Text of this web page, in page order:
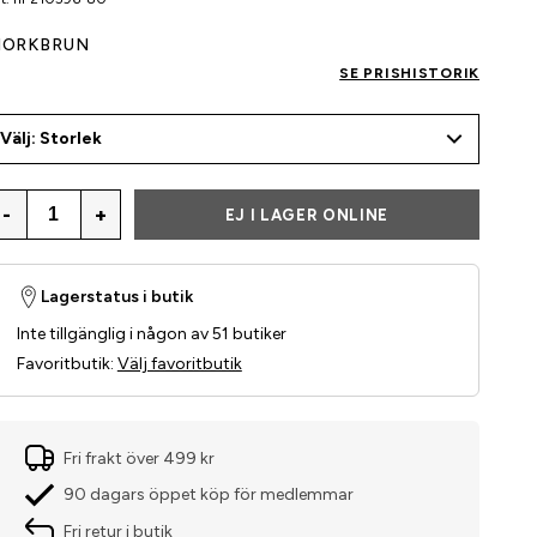
SE PRISHISTORIK
Välj: Storlek
- + EJ I LAGER ONLINE
Lagerstatus i butik
Inte tillgänglig i någon av 51 butiker
Favoritbutik: Välj favoritbutik
Fri frakt över 499 kr
90 dagars öppet köp för medlemmar
Fri retur i butik